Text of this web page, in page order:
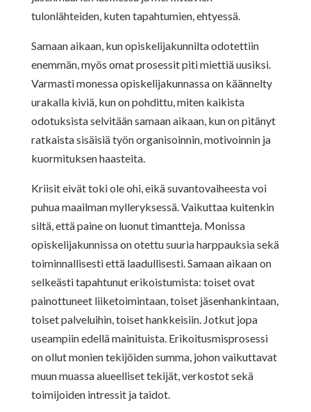
tulonlähteiden, kuten tapahtumien, ehtyessä.
Samaan aikaan, kun opiskelijakunnilta odotettiin
enemmän, myös omat prosessit piti miettiä uusiksi.
Varmasti monessa opiskelijakunnassa on käännelty
urakalla kiviä, kun on pohdittu, miten kaikista
odotuksista selvitään samaan aikaan, kun on pitänyt
ratkaista sisäisiä työn organisoinnin, motivoinnin ja
kuormituksen haasteita.
Kriisit eivät toki ole ohi, eikä suvantovaiheesta voi
puhua maailman mylleryksessä. Vaikuttaa kuitenkin
siltä, että paine on luonut timantteja. Monissa
opiskelijakunnissa on otettu suuria harppauksia sekä
toiminnallisesti että laadullisesti. Samaan aikaan on
selkeästi tapahtunut erikoistumista: toiset ovat
painottuneet liiketoimintaan, toiset jäsenhankintaan,
toiset palveluihin, toiset hankkeisiin. Jotkut jopa
useampiin edellä mainituista. Erikoitusmisprosessi
on ollut monien tekijöiden summa, johon vaikuttavat
muun muassa alueelliset tekijät, verkostot sekä
toimijoiden intressit ja taidot.